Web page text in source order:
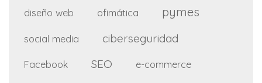
diseño web ofimática pymes
social media ciberseguridad
Facebook SEO e-commerce